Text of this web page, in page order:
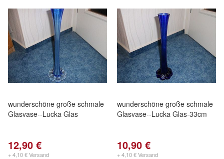
wunderschöne große schmale
Glasvase--Lucka Glas
12,90 €
+ 4,10 € Versand
wunderschöne große schmale
Glasvase--Lucka Glas-33cm
10,90 €
+ 4,10 € Versand